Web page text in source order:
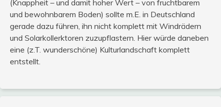
(Knappheit – und damit hoher Wert – von fruchtbarem
und bewohnbarem Boden) sollte m.E. in Deutschland
gerade dazu führen, ihn nicht komplett mit Windrädern
und Solarkollerktoren zuzupflastern. Hier würde daneben
eine (z.T. wunderschöne) Kulturlandschaft komplett
entstellt.